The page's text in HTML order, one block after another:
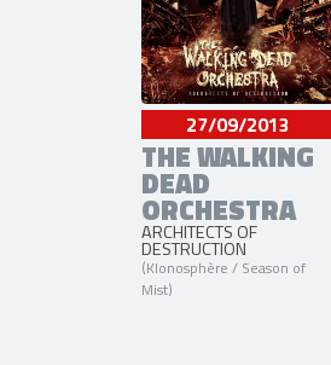
27/09/2013
THE WALKING
DEAD
ORCHESTRA
ARCHITECTS OF
DESTRUCTION
(Klonosphère / Season of
Mist)